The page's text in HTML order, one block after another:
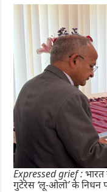
Expressed grief : भारत ने
गुटेरेस ‘लू-ओलो’ के निधन